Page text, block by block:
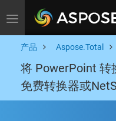
Toggle navigation
产品 Aspose.Total
将 PowerPoint 转
免费转换器或